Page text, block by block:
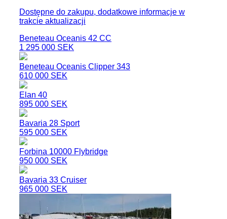
Dostępne do zakupu, dodatkowe informacje w
trakcie aktualizacji
Beneteau Oceanis 42 CC
1 295 000 SEK
Beneteau Oceanis Clipper 343
610 000 SEK
Elan 40
895 000 SEK
Bavaria 28 Sport
595 000 SEK
Forbina 10000 Flybridge
950 000 SEK
Bavaria 33 Cruiser
965 000 SEK